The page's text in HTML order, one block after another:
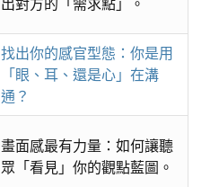
找出你的感官型態：你是用
「眼、耳、還是心」在溝
通？
畫面感最有力量：如何讓聽
眾「看見」你的觀點藍圖。